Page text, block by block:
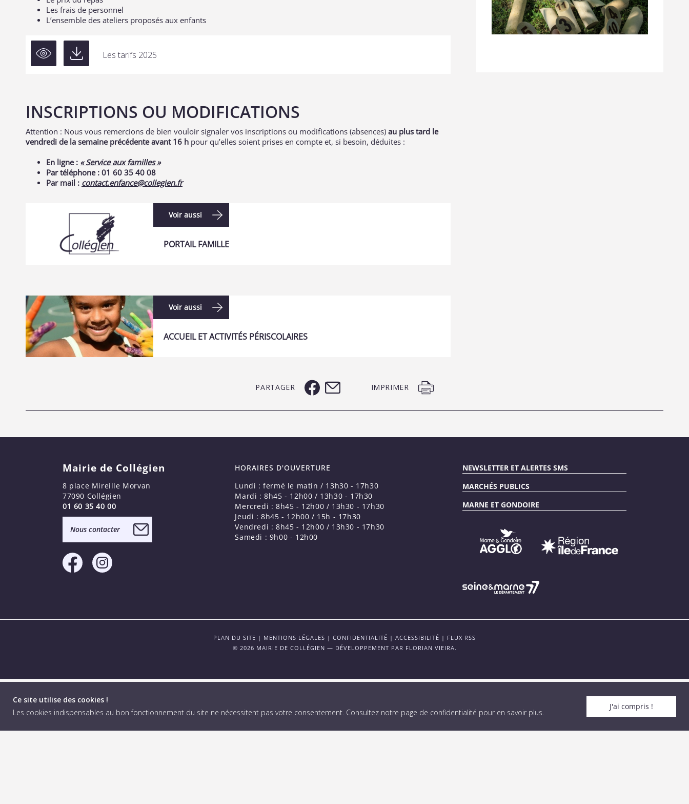
Ce site utilise des cookies !
Les cookies indispensables au bon fonctionnement du site ne nécessitent pas votre consentement. Consultez notre page de confidentialité pour en savoir plus.
J'ai compris !
Les frais de personnel
L’ensemble des ateliers proposés aux enfants
Les tarifs 2025
INSCRIPTIONS OU MODIFICATIONS
Attention : Nous vous remercions de bien vouloir signaler vos inscriptions ou modifications (absences) au plus tard le
vendredi de la semaine précédente avant 16 h pour qu’elles soient prises en compte et, si besoin, déduites :
En ligne : « Service aux familles »
Par téléphone : 01 60 35 40 08
Par mail : contact.enfance@collegien.fr
Voir aussi
PORTAIL FAMILLE
Voir aussi
ACCUEIL ET ACTIVITÉS PÉRISCOLAIRES
PARTAGER IMPRIMER
Mairie de Collégien
8 place Mireille Morvan
77090 Collégien
01 60 35 40 00
Nous contacter
HORAIRES D'OUVERTURE
Lundi : fermé le matin / 13h30 - 17h30
Mardi : 8h45 - 12h00 / 13h30 - 17h30
Mercredi : 8h45 - 12h00 / 13h30 - 17h30
Jeudi : 8h45 - 12h00 / 15h - 17h30
Vendredi : 8h45 - 12h00 / 13h30 - 17h30
Samedi : 9h00 - 12h00
NEWSLETTER ET ALERTES SMS
MARCHÉS PUBLICS
MARNE ET GONDOIRE
PLAN DU SITE | MENTIONS LÉGALES | CONFIDENTIALITÉ | ACCESSIBILITÉ | FLUX RSS
© 2026 MAIRIE DE COLLÉGIEN — DÉVELOPPEMENT PAR FLORIAN VIEIRA.